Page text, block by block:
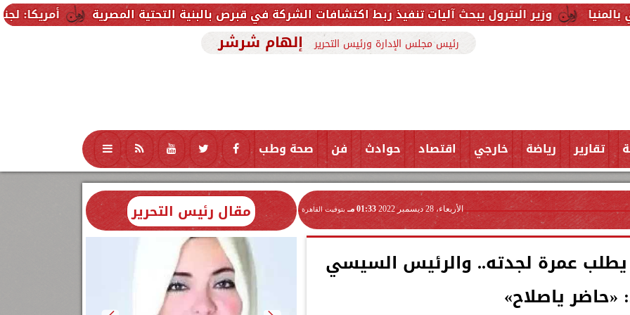
أمريكا: لجنة بمجلس البترول يبحث آليات تنفيذ ربط اكتشافات الشركة في قبرص بالبنية التحتية المصرية
رئيس مجلس الإدارة ورئيس التحرير إلهام شرشر
تقارير رياضة خارجي اقتصاد حوادث فن صحة وطب تكنولوجيا منوعات محافظات
الأربعاء، 28 ديسمبر 2022 01:33 مـ بتوقيت القاهرة
عمرة لجدته.. والرئيس السيسي
«حاضر ياصلاح»
مقال رئيس التحرير